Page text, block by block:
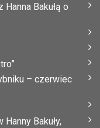
Bakułą o
– czerwiec
Bakuły,